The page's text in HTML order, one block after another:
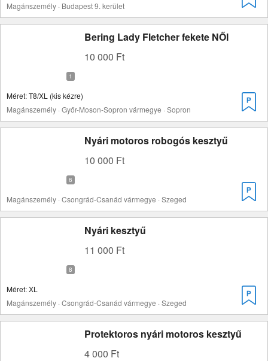
Magánszemély · Budapest 9. kerület
Bering Lady Fletcher fekete NŐI
10 000 Ft
Méret: T8/XL (kis kézre)
Magánszemély · Győr-Moson-Sopron vármegye · Sopron
Nyári motoros robogós kesztyű
10 000 Ft
Magánszemély · Csongrád-Csanád vármegye · Szeged
Nyári kesztyű
11 000 Ft
Méret: XL
Magánszemély · Csongrád-Csanád vármegye · Szeged
Protektoros nyári motoros kesztyű
4 000 Ft